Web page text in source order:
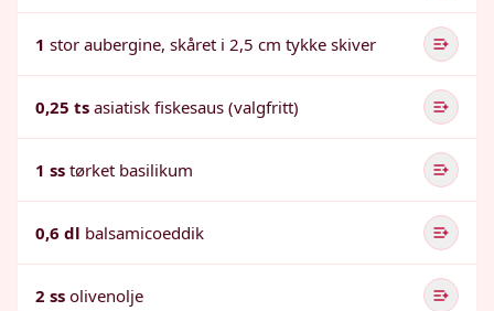
1 stor aubergine, skåret i 2,5 cm tykke skiver
0,25 ts asiatisk fiskesaus (valgfritt)
1 ss tørket basilikum
0,6 dl balsamicoeddik
2 ss olivenolje